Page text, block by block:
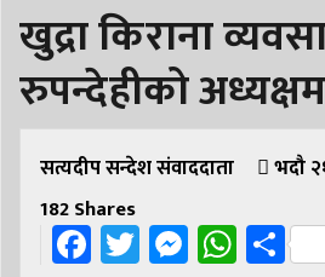
खुद्रा किराना
रुपन्देहीको
सत्यदीप सन्देश संवाददाता
भदौ
182Shares
Facebook
Twitter